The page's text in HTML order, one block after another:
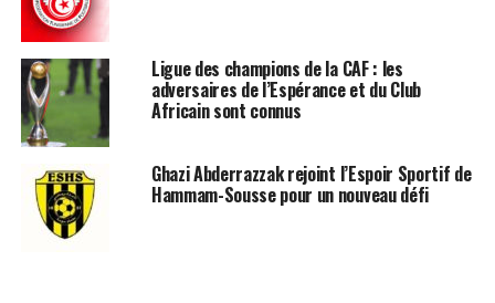
Ligue des champions de la CAF : les
adversaires de l’Espérance et du Club
Africain sont connus
Ghazi Abderrazzak rejoint l’Espoir Sportif de
Hammam-Sousse pour un nouveau défi